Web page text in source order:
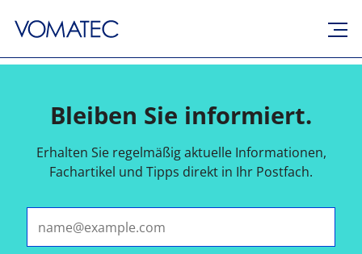
Bleiben Sie informiert.
Erhalten Sie regelmäßig aktuelle Informationen,
Fachartikel und Tipps direkt in Ihr Postfach.